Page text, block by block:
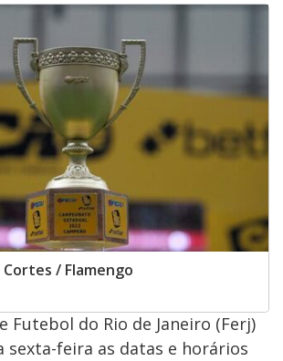
/ Flamengo
Futebol do Rio de Janeiro (Ferj)
sexta-feira as datas e horários